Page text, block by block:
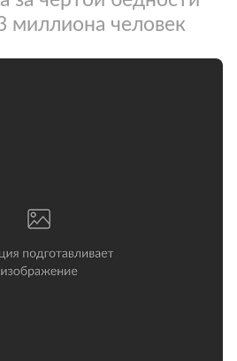
миллиона человек